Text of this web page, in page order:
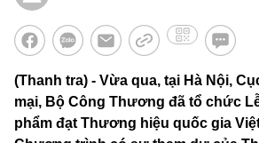
(Thanh tra) - Vừa qua, tại Hà Nội,
mại, Bộ Công Thương đã tổ chức
phẩm đạt Thương hiệu quốc gia